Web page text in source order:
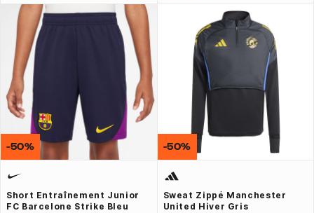
Short Entraînement Junior
FC Barcelone Strike Bleu
-50%
Sweat Zippé Manchester
United Hiver Gris
-50%